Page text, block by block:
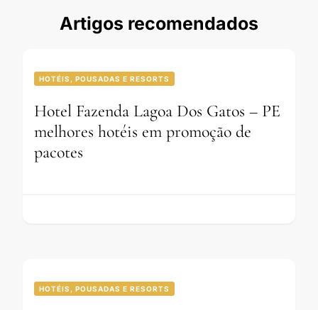
Artigos recomendados
HOTÉIS, POUSADAS E RESORTS
Hotel Fazenda Lagoa Dos Gatos – PE
melhores hotéis em promoção de
pacotes
HOTÉIS, POUSADAS E RESORTS